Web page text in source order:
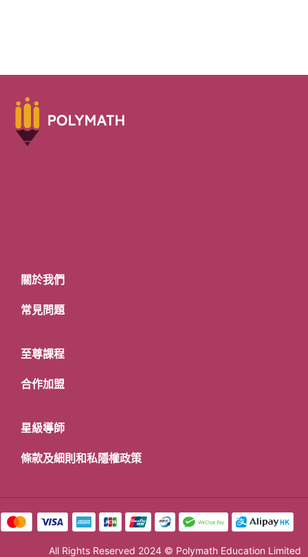
關於我們
常見問題
至尊課程
合作加盟
星級導師
條款及細則和私隱權政策
All Rights Reserved 2024 © Polymath Education Limited